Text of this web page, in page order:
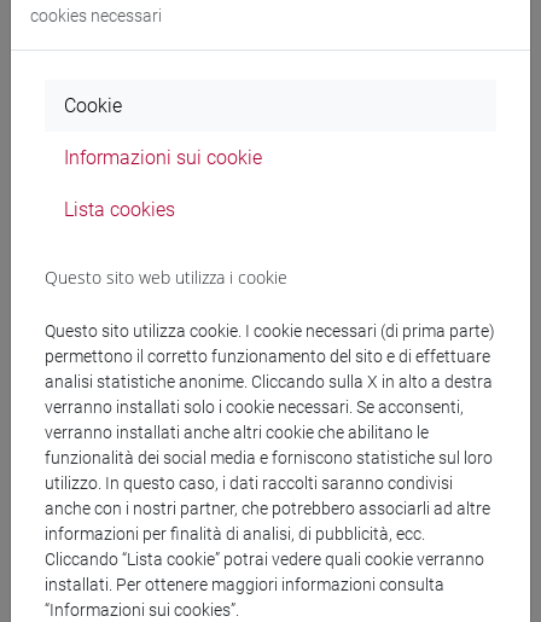
Determina affidamento diretto.pdf
copertina.pdf
torre meteo per l’osservatorio di Col
Industries Italia srl - €. 6.189,24 CIG:
B535EFFDCF CUP: B53C22002150006
sub_7477586287904246339_4 - Situazione
personale.pdf - Copia.pdf
Banca Dati Nazionale dei Contratti Pubblici
Torna all'elenco dei bandi
cookies necessari
Cookie
Informazioni sui cookie
Lista cookies
Questo sito web utilizza i cookie
Questo sito utilizza cookie. I cookie necessari (di prima parte)
permettono il corretto funzionamento del sito e di effettuare
analisi statistiche anonime. Cliccando sulla X in alto a destra
verranno installati solo i cookie necessari. Se acconsenti,
verranno installati anche altri cookie che abilitano le
funzionalità dei social media e forniscono statistiche sul loro
utilizzo. In questo caso, i dati raccolti saranno condivisi
anche con i nostri partner, che potrebbero associarli ad altre
informazioni per finalità di analisi, di pubblicità, ecc.
Cliccando “Lista cookie” potrai vedere quali cookie verranno
installati. Per ottenere maggiori informazioni consulta
“Informazioni sui cookies”.